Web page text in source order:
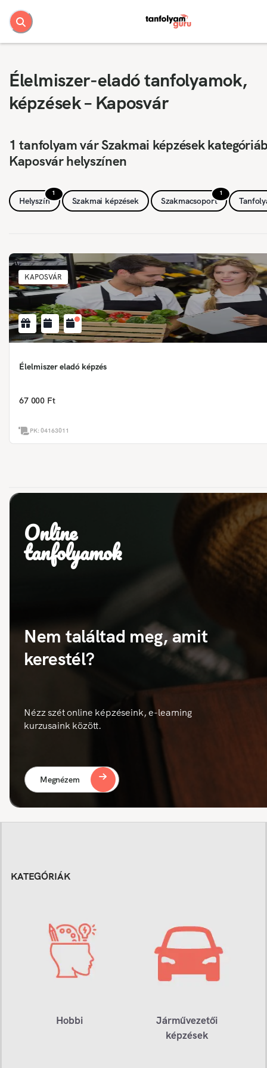
Élelmiszer-eladó tanfolyamok,
képzések – Kaposvár
1 tanfolyam vár Szakmai képzések
Kaposvár helyszínen
1
Helyszín Szakmai képzések
1
Szakmacsoport
KAPOSVÁR
Élelmiszer eladó képzés
67 000 Ft
PK:04163011
Online
tanfolyamok
Nem találtad meg, amit
kerestél?
Nézz szét online képzéseink, e-learning
kurzusaink között.
Megnézem
KATEGÓRIÁK
Hobbi
Járművezetői
képzések